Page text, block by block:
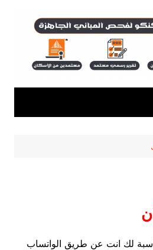
لك انت عن طريق الواتساب